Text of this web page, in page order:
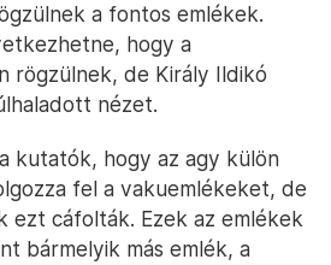
a fontos emlékek.
hogy a
rögzülnek, de Király Ildikó
nézet.
kutatók, hogy az agy külön
fel a vakuemlékeket, de
ezt cáfolták. Ezek az emlékek
bármelyik más emlék, a